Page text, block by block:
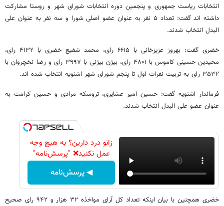
انتخابات ریاست جمهوری و پنجمین دوره انتخابات شورای شهر و روستا مشارکت
داشته اند گفت: تعداد ۵ نفر به عنوان عضو اصلی شورا و سه نفر به عنوان علی
البدل انتخاب شدند.
خضری گفت: بهروز عزیزخانی با ۶۶۱۵ رای، محمد شفیع خضری با ۴۱۳۲ رای،
محیدین حسینی کاموس با ۴۸۰۱ رای، بیژن بیژنی با ۳۹۹۷ رای و رضا نخچروان با
۳۵۳۲ رای به تربیت نفرات اول تا پنجم شورای شهر اشنویه انتخاب شده اند.
فرماندار اشنویه گفت: حسین امیر عشایری، تروسکه مرادی و حسین کرامت به
عنوان عضو علی البدل انتخاب شدند.
زانو درد دارین؟ به هیچ وجه
عمل نکنید❌ "پرسش‌نامه"
◀ پرسش‌نامه
خضری همچنین با بیان اینکه تعداد کل آرای مواخذه ۳۲ هزار و ۹۴۲ رای صحیح